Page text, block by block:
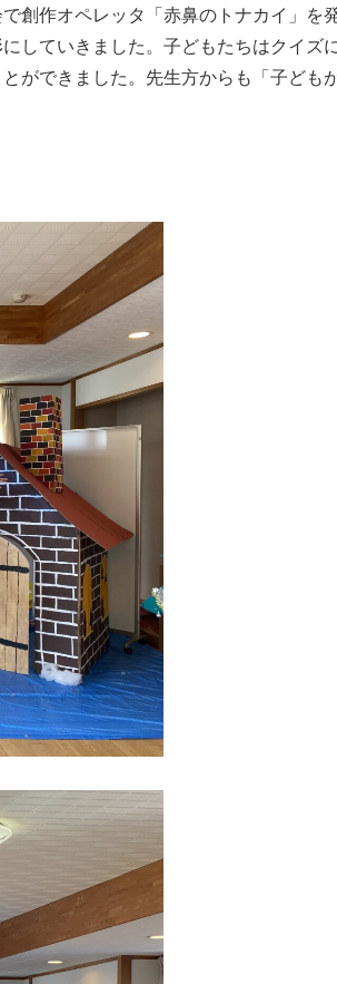
創作オペレッタ「赤鼻のトナカイ」を
していきました。子どもたちはクイズ
ができました。先生方からも「子ども